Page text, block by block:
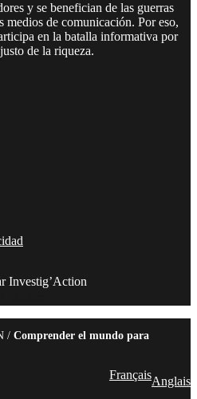
y se benefician de las guerras
medios de comunicación. Por eso,
en la batalla informativa por
de la riqueza.
Investig’Action
/ Comprender el mundo para
FrançaisAnglais